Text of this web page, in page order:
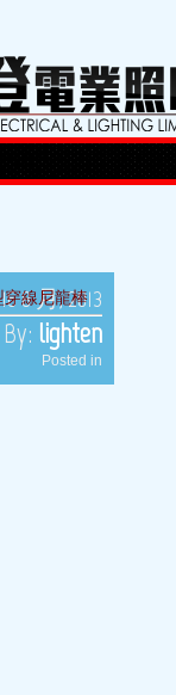
16 8 月, 2013
By: lighten
Posted in